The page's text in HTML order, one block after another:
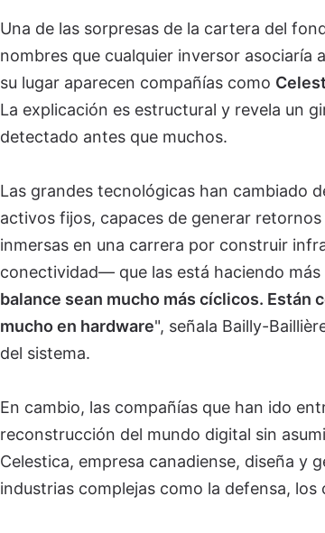
Una de las sorpresas de la cartera del
nombres que cualquier inversor asociaría
su lugar aparecen compañías como
La explicación es estructural y revela un
detectado antes que muchos.
Las grandes tecnológicas han cambiado
activos fijos, capaces de generar
inmersas en una carrera por construir
conectividad— que las está haciendo más
balance sean mucho más cíclicos.
mucho en hardware", señala Bailly-
del sistema.
En cambio, las compañías que han ido
reconstrucción del mundo digital sin
Celestica, empresa canadiense, diseña y
industrias complejas como la defensa,